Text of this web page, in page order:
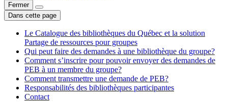
Fermer
Dans cette page
Le Catalogue des bibliothèques du Québec et la solution
Partage de ressources pour groupes
Qui peut faire des demandes à une bibliothèque du groupe?
Comment s’inscrire pour pouvoir envoyer des demandes de
PEB à un membre du groupe?
Comment transmettre une demande de PEB?
Responsabilités des bibliothèques participantes
Contact